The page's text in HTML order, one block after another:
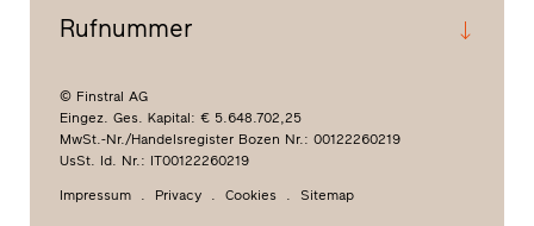
Rufnummer
© Finstral AG
Eingez. Ges. Kapital: € 5.648.702,25
MwSt.-Nr./Handelsregister Bozen Nr.: 00122260219
UsSt. Id. Nr.: IT00122260219
Impressum Privacy Cookies Sitemap